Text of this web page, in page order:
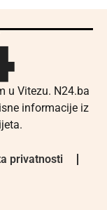
u Vitezu. N24.ba
informacije iz
privatnosti